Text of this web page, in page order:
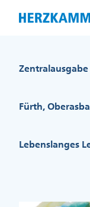
Zentralausgabe
Fürth,
Lebenslanges